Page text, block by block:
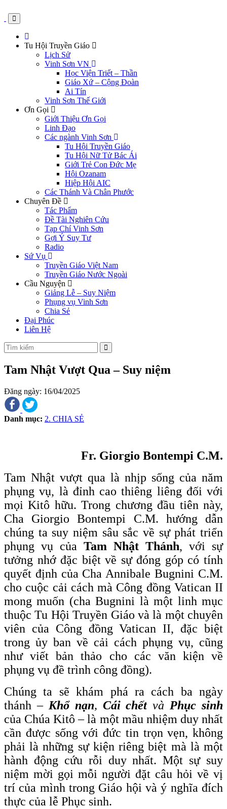
Tu Hội Truyền Giáo
Lịch Sử
Vinh Sơn VN
Học Viện Triết – Thần
Giáo Xứ – Cộng Đoàn
Ai Tín
Vinh Sơn Thế Giới
Ơn Gọi
Giới Thiệu Ơn Gọi
Linh Đạo
Các ngành Vinh Sơn
Tu Hội Truyền Giáo
Tu Hội Nữ Tử Bác Ái
Giới Trẻ Con Đức Mẹ
Hội Ozanam
Hiệp Hội AIC
Các Thánh Và Chân Phước
Chuyên Đề
Tác Phẩm
Đề Tài Nghiên Cứu
Tạp Chí Vinh Sơn
Gợi Ý Suy Tư
Radio
Sứ Vụ
Truyền Giáo Việt Nam
Truyền Giáo Nước Ngoài
Cầu Nguyện
Giảng Lễ – Suy Niệm
Phụng vụ Vinh Sơn
Chia Sẻ
Đại Phúc
Liên Hệ
Tam Nhật Vượt Qua – Suy niệm
Đăng ngày: 16/04/2025
Danh mục: 2. CHIA SẺ
Fr. Giorgio Bontempi C.M.
Tam Nhật vượt qua là nhịp sống của năm
phụng vụ, là đỉnh cao thiêng liêng đối với
mọi Kitô hữu. Trong chương đầu tiên này,
Cha Giorgio Bontempi C.M. hướng dẫn
chúng ta suy niệm sâu sắc về sự phát triển
phụng vụ của Tam Nhật Thánh, với sự
tưởng nhớ đặc biệt về sự đóng góp có tính
quyết định của Cha Annibale Bugnini C.M.
cho cuộc cải cách mà Công đồng Vatican II
mong muốn (cha Bugnini là một linh mục
thuộc Tu Hội Truyền Giáo và là một chuyên
viên của Công đồng Vatican II, đặc biệt
trong ủy ban về cải cách phụng vụ, cũng
như viết bản thảo cho các văn kiện về
phụng vụ đề trình công đồng).
Chúng ta sẽ khám phá ra cách ba ngày
thánh– Khổ nạn, Cái chếtvà Phục sinh
của Chúa Kitô – là một mầu nhiệm duy nhất
cần được sống với đức tin trọn vẹn, không
phải là những sự kiện riêng biệt mà là một
hành động cứu rỗi duy nhất. Một sự suy
niệm mời gọi mỗi người đặt câu hỏi về vị
trí của mình trong Giáo hội và ý nghĩa đích
thực của lễ Phục sinh.